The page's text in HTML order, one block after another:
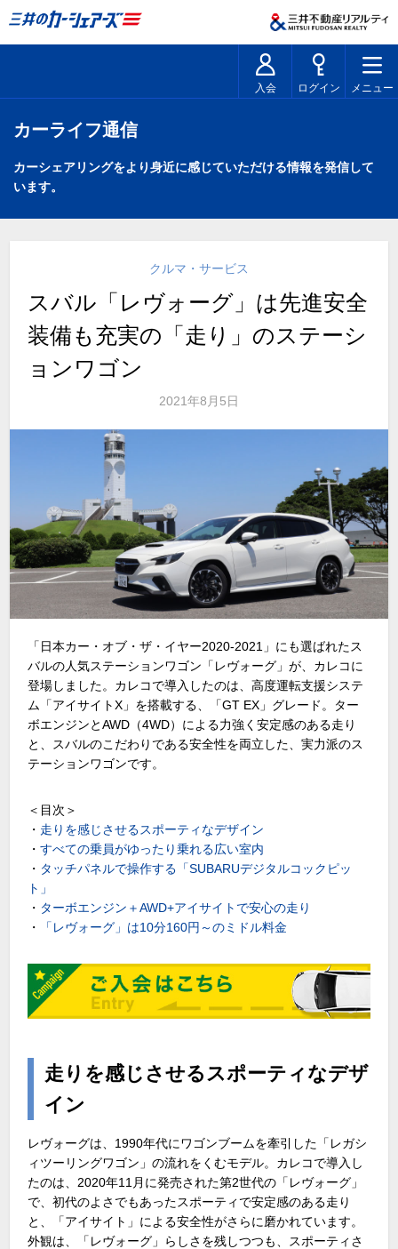
入会 ログイン メニュー
カーライフ通信
カーシェアリングをより身近に感じていただける情報を発信して
います。
クルマ・サービス
スバル「レヴォーグ」は先進安全
装備も充実の「走り」のステーシ
ョンワゴン
2021年8月5日
「日本カー・オブ・ザ・イヤー2020-2021」にも選ばれたス
バルの人気ステーションワゴン「レヴォーグ」が、カレコに
登場しました。カレコで導入したのは、高度運転支援システ
ム「アイサイトX」を搭載する、「GT EX」グレード。ター
ボエンジンとAWD（4WD）による力強く安定感のある走り
と、スバルのこだわりである安全性を両立した、実力派のス
テーションワゴンです。
＜目次＞
・ 走りを感じさせるスポーティなデザイン
・すべての乗員がゆったり乗れる広い室内
・ タッチパネルで操作する「SUBARUデジタルコックピッ
ト」
・ ターボエンジン＋AWD+アイサイトで安心の走り
・
「レヴォーグ」は10分160円～のミドル料金
走りを感じさせるスポーティなデザ
イン
レヴォーグは、1990年代にワゴンブームを牽引した「レガシ
ィツーリングワゴン」の流れをくむモデル。カレコで導入し
たのは、2020年11月に発売された第2世代の「レヴォーグ」
で、初代のよさでもあったスポーティで安定感のある走り
と、「アイサイト」による安全性がさらに磨かれています。
外観は、「レヴォーグ」らしさを残しつつも、スポーティさ